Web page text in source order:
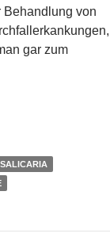
Behandlung von
gar zum